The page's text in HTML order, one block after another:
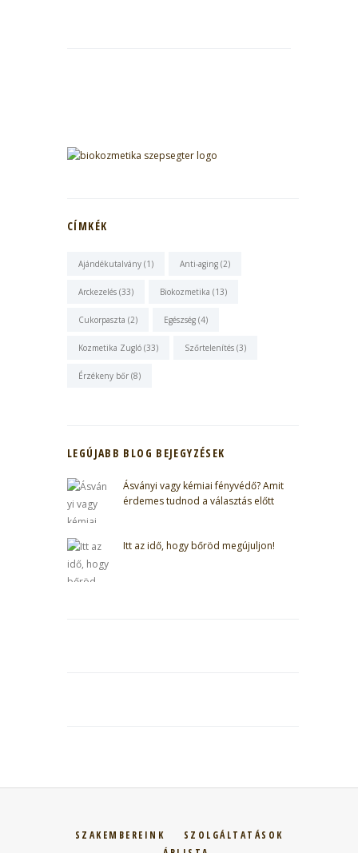
CÍMKÉK
Ajándékutalvány (1) Anti-aging (2)
Arckezelés (33) Biokozmetika (13)
Cukorpaszta (2) Egészség (4)
Kozmetika Zugló (33) Szőrtelenítés (3)
Érzékeny bőr (8)
LEGÚJABB BLOG BEJEGYZÉSEK
Ásványi vagy kémiai fényvédő? Amit
érdemes tudnod a választás előtt
Itt az idő, hogy bőröd megújuljon!
SZAKEMBEREINK
SZOLGÁLTATÁSOK